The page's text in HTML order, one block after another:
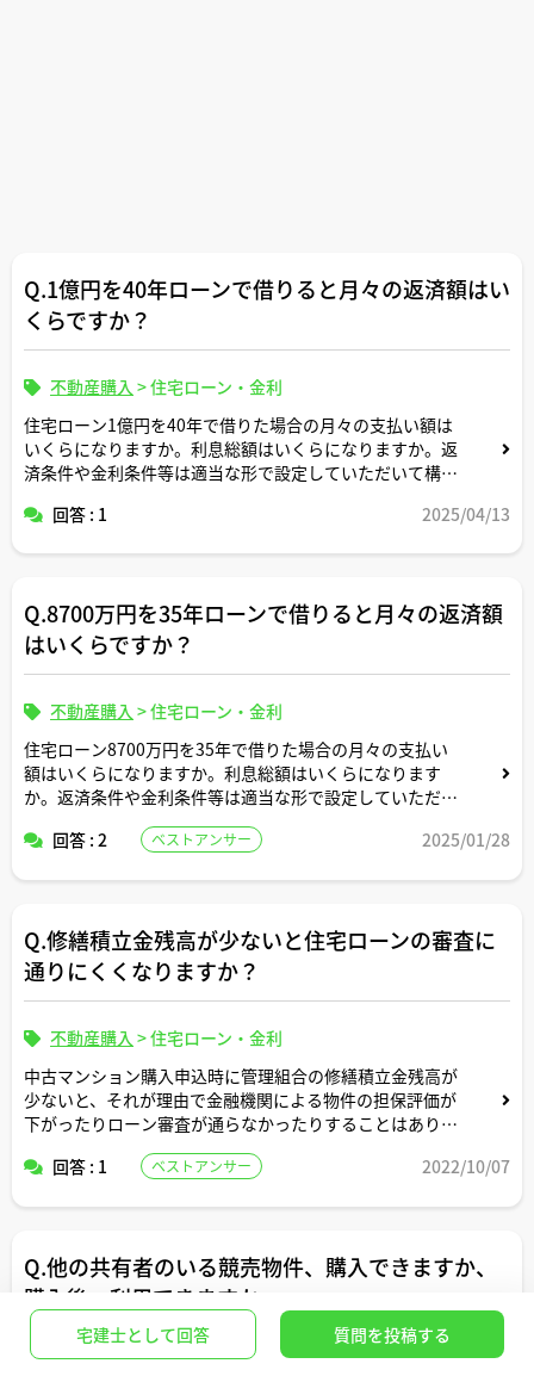
Q.1億円を40年ローンで借りると月々の返済額はい
くらですか？
不動産購入 >住宅ローン・金利
住宅ローン1億円を40年で借りた場合の月々の支払い額は
いくらになりますか。利息総額はいくらになりますか。返
済条件や金利条件等は適当な形で設定していただいて構い
ーションを記載いただけると助かります。よろしくお願い
回答 : 1 2025/04/13
Q.8700万円を35年ローンで借りると月々の返済額
はいくらですか？
不動産購入 >住宅ローン・金利
住宅ローン8700万円を35年で借りた場合の月々の支払い
額はいくらになりますか。利息総額はいくらになります
か。返済条件や金利条件等は適当な形で設定していただい
ミュレーションを記載いただけると助かります。よろしく
回答 : 2 ベストアンサー 2025/01/28
Q.修繕積立金残高が少ないと住宅ローンの審査に
通りにくくなりますか？
不動産購入 >住宅ローン・金利
中古マンション購入申込時に管理組合の修繕積立金残高が
少ないと、それが理由で金融機関による物件の担保評価が
下がったりローン審査が通らなかったりすることはありま
回答 : 1
ベストアンサー 2022/10/07
Q.他の共有者のいる競売物件、購入できますか、
購入後、利用できますか
不動産購入>競売入札
宅建士として回答 質問を投稿する